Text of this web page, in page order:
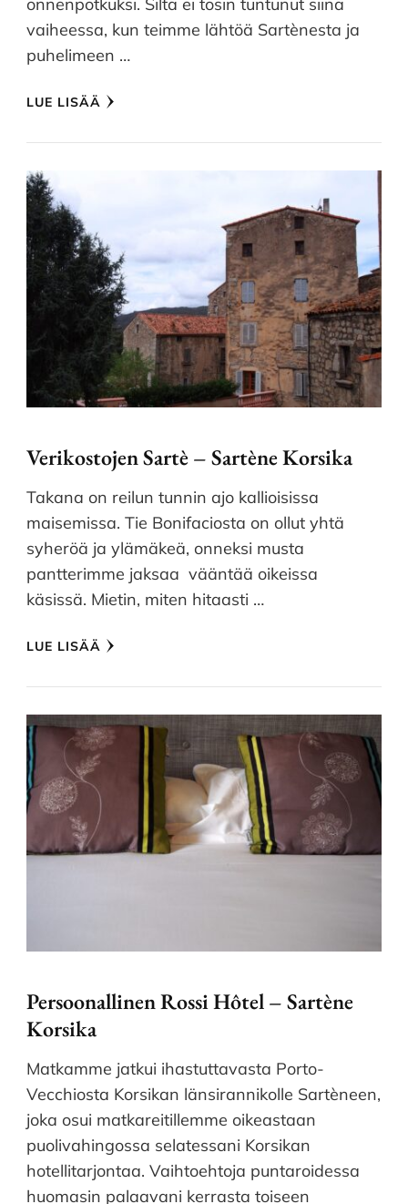
vaiheessa, kun teimme lähtöä Sartènesta ja
puhelimeen …
LUE LISÄÄ
Verikostojen Sartè – Sartène Korsika
Takana on reilun tunnin ajo kallioisissa
maisemissa. Tie Bonifaciosta on ollut yhtä
syheröä ja ylämäkeä, onneksi musta
pantterimme jaksaa vääntää oikeissa
käsissä. Mietin, miten hitaasti …
LUE LISÄÄ
Persoonallinen Rossi Hôtel – Sartène
Korsika
Matkamme jatkui ihastuttavasta Porto-
Vecchiosta Korsikan länsirannikolle Sartèneen,
joka osui matkareitillemme oikeastaan
puolivahingossa selatessani Korsikan
hotellitarjontaa. Vaihtoehtoja puntaroidessa
huomasin palaavani kerrasta toiseen